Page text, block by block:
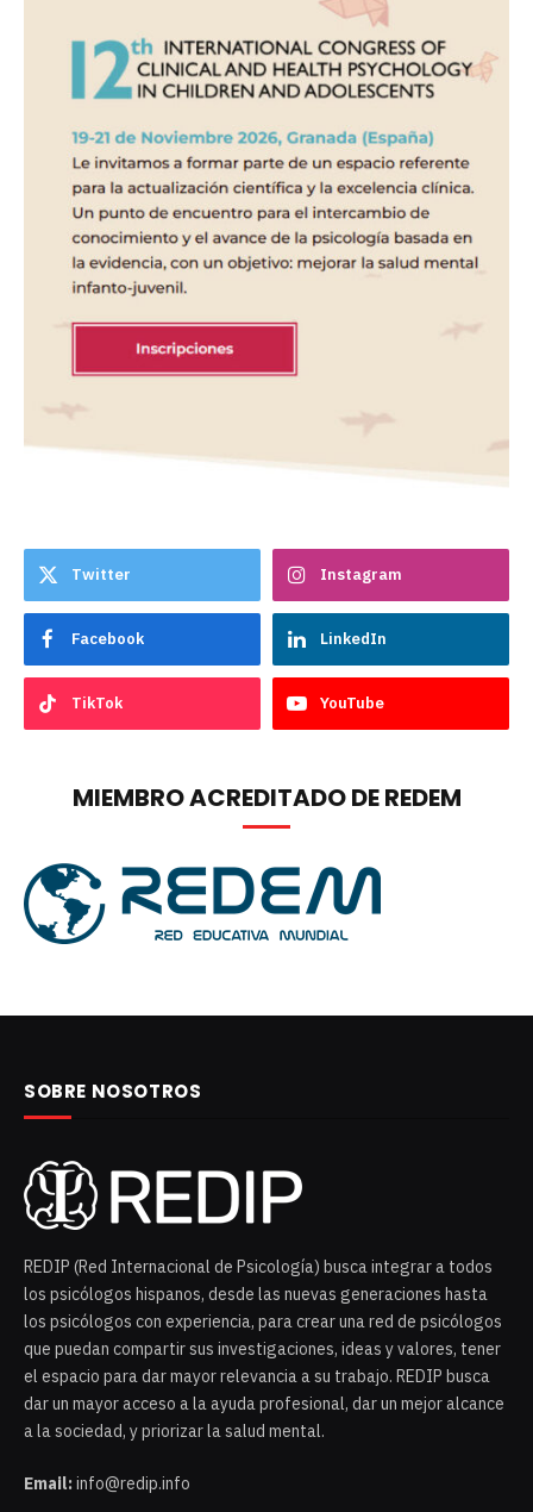
Twitter Instagram
Facebook LinkedIn
TikTok YouTube
MIEMBRO ACREDITADO DE REDEM
SOBRE NOSOTROS
REDIP (Red Internacional de Psicología) busca integrar a todos
los psicólogos hispanos, desde las nuevas generaciones hasta
los psicólogos con experiencia, para crear una red de psicólogos
que puedan compartir sus investigaciones, ideas y valores, tener
el espacio para dar mayor relevancia a su trabajo. REDIP busca
dar un mayor acceso a la ayuda profesional, dar un mejor alcance
a la sociedad, y priorizar la salud mental.
Email:info@redip.info